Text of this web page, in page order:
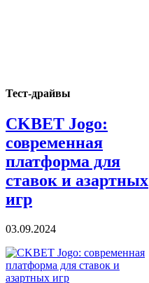
Тест-драйвы
CKBET Jogo:
современная
платформа для
ставок и азартных
игр
03.09.2024